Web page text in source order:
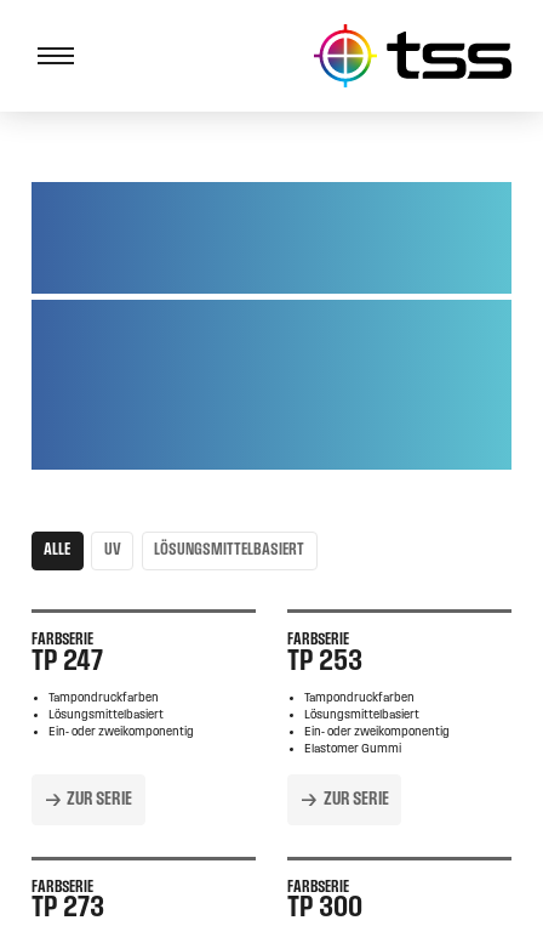
ALLE UV LÖSUNGSMITTELBASIERT
FARBSERIE
TP 247
Tampondruckfarben
Lösungsmittelbasiert
Ein- oder zweikomponentig
ZUR SERIE
FARBSERIE
TP 253
Tampondruckfarben
Lösungsmittelbasiert
Ein- oder zweikomponentig
Elastomer Gummi
ZUR SERIE
FARBSERIE
TP 273
FARBSERIE
TP 300